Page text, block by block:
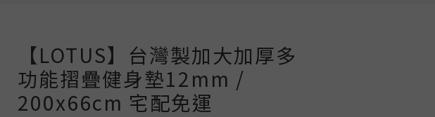
【LOTUS】台灣製加大加厚多
功能摺疊健身墊12mm /
200x66cm 宅配免運